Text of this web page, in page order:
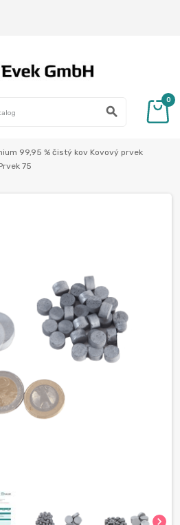
search
0
99,95 % čistý kov Kovový prvek
75
chevron_right